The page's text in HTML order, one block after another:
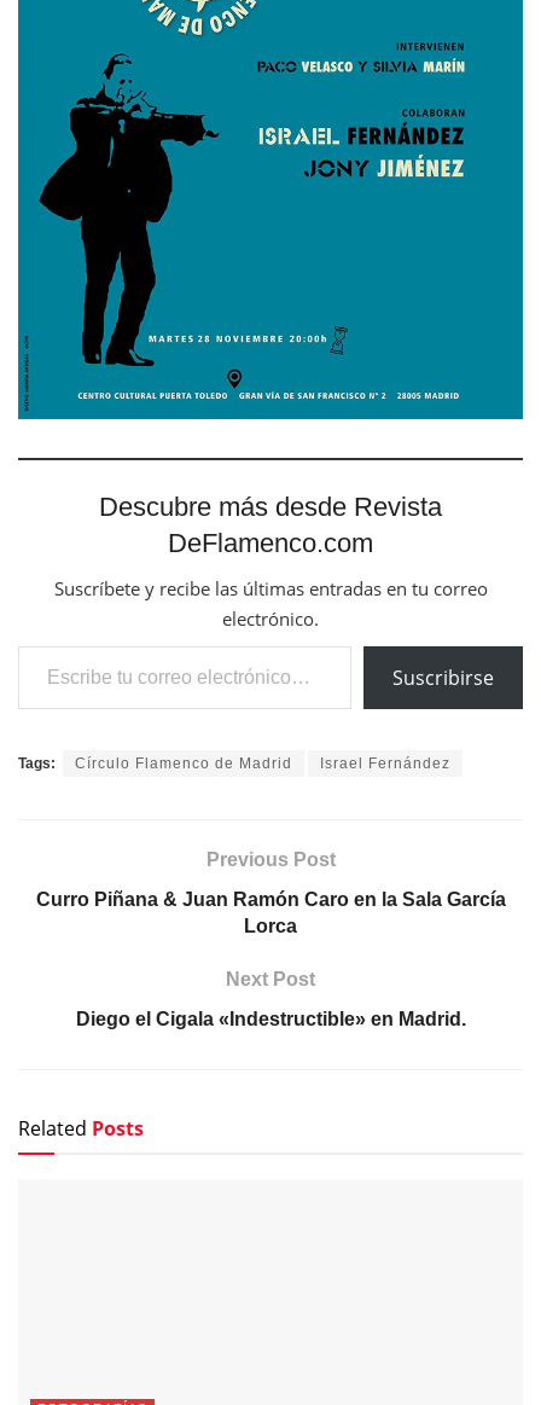
Descubre más desde Revista
DeFlamenco.com
Suscríbete y recibe las últimas entradas en tu correo
electrónico.
Escribe tu correo electrónico…
Suscribirse
Tags: Círculo Flamenco de Madrid Israel Fernández
Previous Post
Curro Piñana & Juan Ramón Caro en la Sala García
Lorca
Next Post
Diego el Cigala «Indestructible» en Madrid.
Related Posts